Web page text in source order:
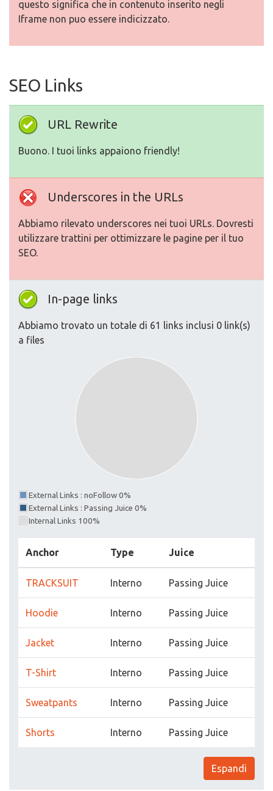
questo significa che in contenuto inserito negli
Iframe non puo essere indicizzato.
SEO Links
URL Rewrite
Buono. I tuoi links appaiono friendly!
Underscores in the URLs
Abbiamo rilevato underscores nei tuoi URLs. Dovresti
utilizzare trattini per ottimizzare le pagine per il tuo
SEO.
In-page links
Abbiamo trovato un totale di 61 links inclusi 0 link(s)
a files
External Links : noFollow 0%
External Links : Passing Juice 0%
Internal Links 100%
Anchor Type Juice
TRACKSUIT Interno Passing Juice
Hoodie Interno Passing Juice
Jacket Interno Passing Juice
T-Shirt Interno Passing Juice
Sweatpants Interno Passing Juice
Shorts Interno Passing Juice
Espandi